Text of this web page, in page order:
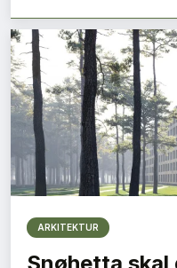
ARKITEKTUR